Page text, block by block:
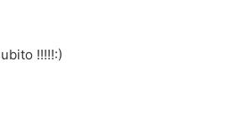
!!!!!:)